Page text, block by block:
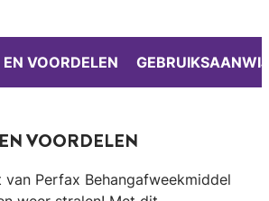
VOORDELEN
VOORDELEN
Perfax Behangafweekmiddel